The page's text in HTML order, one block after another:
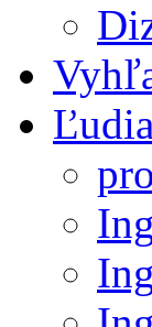
Ľudia